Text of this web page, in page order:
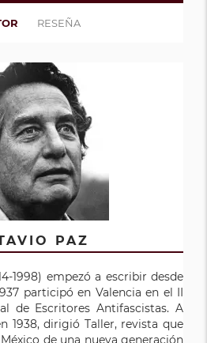
RESEÑA
PAZ
1998) empezó a escribir desde
participó en Valencia en el II
de Escritores Antifascistas. A
1938, dirigió Taller, revista que
de una nueva generación